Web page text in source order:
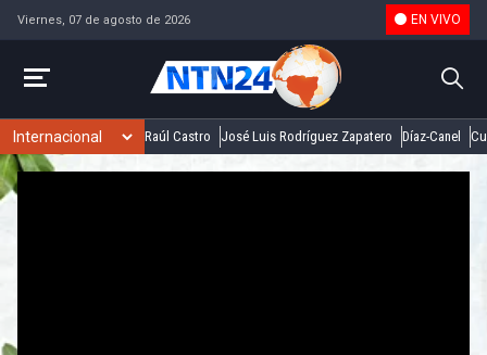
Viernes, 07 de agosto de 2026 EN VIVO
Raúl Castro José Luis Rodríguez Zapatero Díaz-Canel